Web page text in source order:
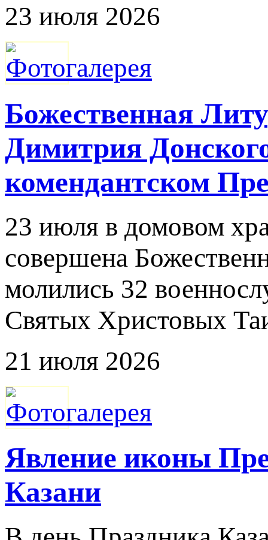
23 июля 2026
Божественная
Димитрия
комендантском
23 июля в домовом
совершена
молились 32
Святых Христовых
21 июля 2026
Явлeние иконы
Казани